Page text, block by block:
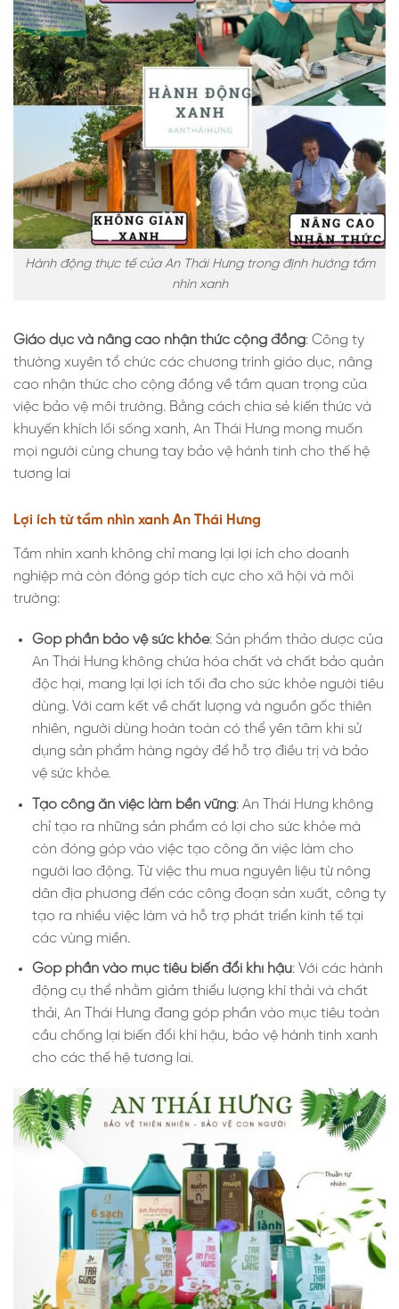
Hành động thực tế của An Thái Hưng trong định hướng tầm
nhìn xanh
Giáo dục và nâng cao nhận thức cộng đồng: Công ty
thường xuyên tổ chức các chương trình giáo dục, nâng
cao nhận thức cho cộng đồng về tầm quan trọng của
việc bảo vệ môi trường. Bằng cách chia sẻ kiến thức và
khuyến khích lối sống xanh, An Thái Hưng mong muốn
mọi người cùng chung tay bảo vệ hành tinh cho thế hệ
tương lai
Lợi ích từ tầm nhìn xanh An Thái Hưng
Tầm nhìn xanh không chỉ mang lại lợi ích cho doanh
nghiệp mà còn đóng góp tích cực cho xã hội và môi
trường:
Góp phần bảo vệ sức khỏe: Sản phẩm thảo dược của
An Thái Hưng không chứa hóa chất và chất bảo quản
độc hại, mang lại lợi ích tối đa cho sức khỏe người tiêu
dùng. Với cam kết về chất lượng và nguồn gốc thiên
nhiên, người dùng hoàn toàn có thể yên tâm khi sử
dụng sản phẩm hàng ngày để hỗ trợ điều trị và bảo
vệ sức khỏe.
Tạo công ăn việc làm bền vững: An Thái Hưng không
chỉ tạo ra những sản phẩm có lợi cho sức khỏe mà
còn đóng góp vào việc tạo công ăn việc làm cho
người lao động. Từ việc thu mua nguyên liệu từ nông
dân địa phương đến các công đoạn sản xuất, công ty
tạo ra nhiều việc làm và hỗ trợ phát triển kinh tế tại
các vùng miền.
Góp phần vào mục tiêu biến đổi khí hậu: Với các hành
động cụ thể nhằm giảm thiểu lượng khí thải và chất
thải, An Thái Hưng đang góp phần vào mục tiêu toàn
cầu chống lại biến đổi khí hậu, bảo vệ hành tinh xanh
cho các thế hệ tương lai.